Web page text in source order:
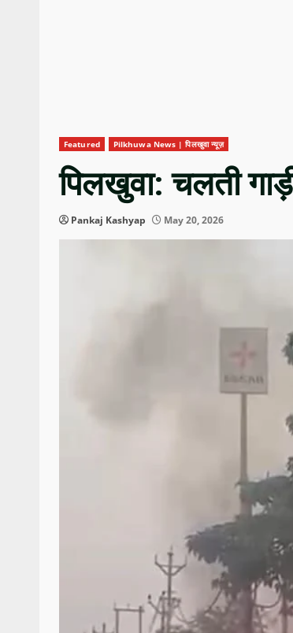
Featured Pilkhuwa News | पिलखुवा न्यूज़
पिलखुवा: चलती
Pankaj Kashyap May 20, 2026